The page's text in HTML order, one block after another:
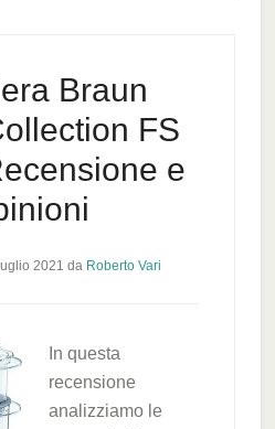
Braun
FS
e
2021 da Roberto Vari
In questa
recensione
analizziamo le